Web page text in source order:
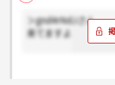
＞gnd4rNdJさん
来てますよ